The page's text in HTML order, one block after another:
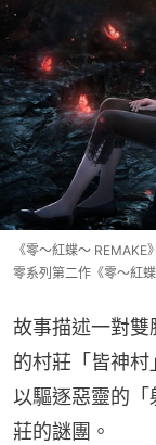
《零～紅蝶～
零系列第二作《零～紅
故事描述一對
的村莊「皆神
以驅逐惡靈的
莊的謎團。